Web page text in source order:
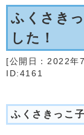
ふくさき
した！
[公開日： 2022年
ID:4161
ふくさきっこ